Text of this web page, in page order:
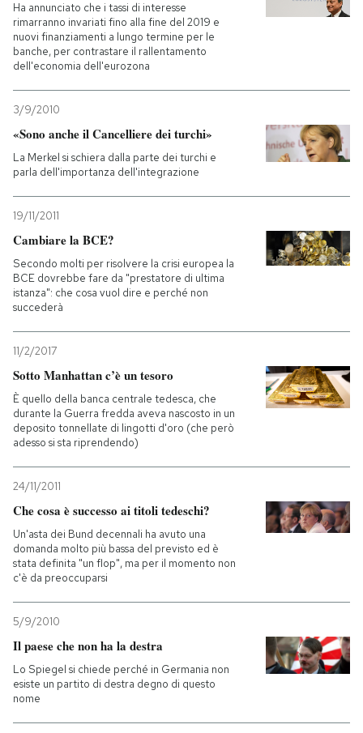
Ha annunciato che i tassi di interesse
rimarranno invariati fino alla fine del 2019 e
nuovi finanziamenti a lungo termine per le
banche, per contrastare il rallentamento
dell'economia dell'eurozona
3/9/2010
«Sono anche il Cancelliere dei turchi»
La Merkel si schiera dalla parte dei turchi e
parla dell'importanza dell'integrazione
19/11/2011
Cambiare la BCE?
Secondo molti per risolvere la crisi europea la
BCE dovrebbe fare da "prestatore di ultima
istanza": che cosa vuol dire e perché non
succederà
11/2/2017
Sotto Manhattan c’è un tesoro
È quello della banca centrale tedesca, che
durante la Guerra fredda aveva nascosto in un
deposito tonnellate di lingotti d'oro (che però
adesso si sta riprendendo)
24/11/2011
Che cosa è successo ai titoli tedeschi?
Un'asta dei Bund decennali ha avuto una
domanda molto più bassa del previsto ed è
stata definita "un flop", ma per il momento non
c'è da preoccuparsi
5/9/2010
Il paese che non ha la destra
Lo Spiegel si chiede perché in Germania non
esiste un partito di destra degno di questo
nome